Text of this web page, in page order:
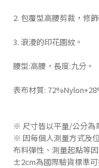
2. 包覆型高腰剪裁，修
3. 浪漫的印花圖紋。
腰型:高腰，長度:九分。
表布材質:
※ 尺寸皆以平量/公分為
※ 因每個人測量方式及
布料彈性、測量起點等
±2cm為國際驗貨標準可